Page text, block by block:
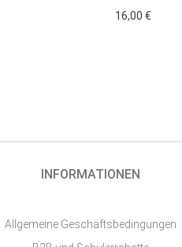
16,00 €
INFORMATIONEN
Allgemeine Geschäftsbedingungen